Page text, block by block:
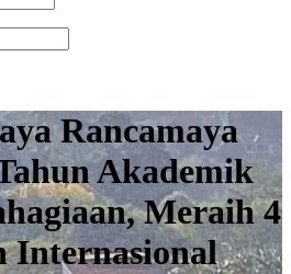
Rancamaya
Akademik
Meraih 4
Internasional